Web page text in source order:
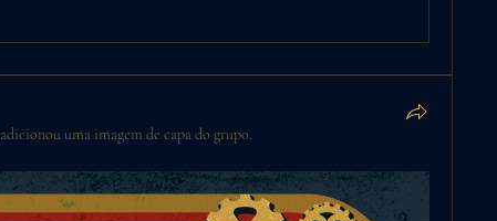
adicionou uma imagem de capa do grupo.